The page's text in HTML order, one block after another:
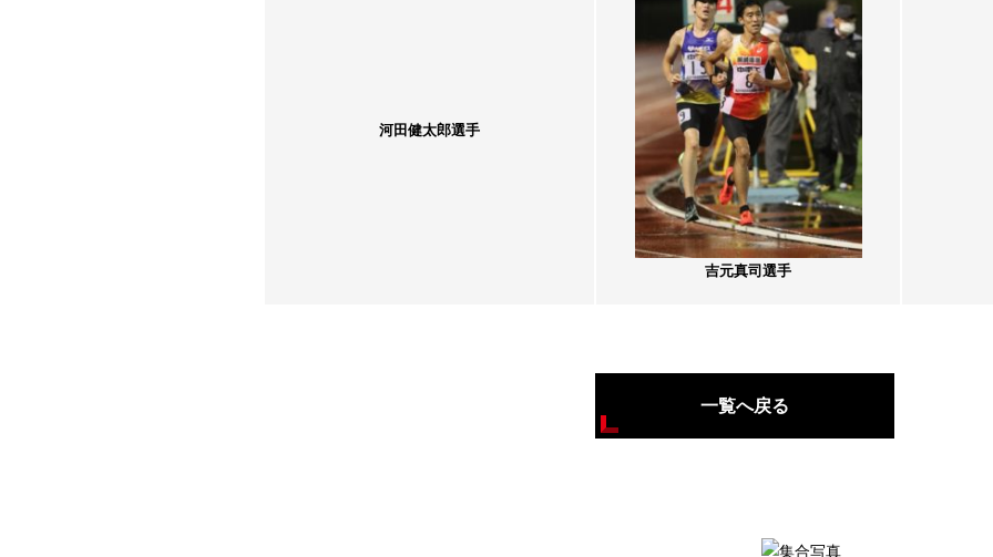
河田健太郎選手
吉元真司選手
一覧へ戻る